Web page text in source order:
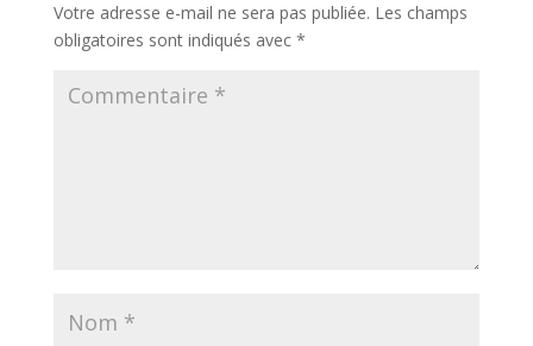
Votre adresse e-mail ne sera pas publiée. Les champs
obligatoires sont indiqués avec *